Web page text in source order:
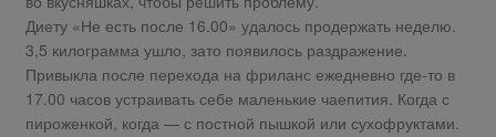
Диету «Не есть после 16.00» удалось продержать неделю.
3,5 килограмма ушло, зато появилось раздражение.
Привыкла после перехода на фриланс ежедневно где-то в
17.00 часов устраивать себе маленькие чаепития. Когда с
пироженкой, когда — с постной пышкой или сухофруктами.